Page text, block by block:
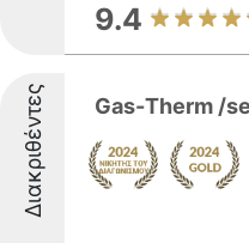
9.4
Διακριθέντες Gas-Τherm /